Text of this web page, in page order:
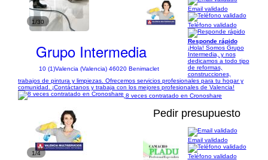
1/30
Grupo Intermedia
10 (1)Valencia (Valencia) 46020 Benimaclet
Email validado
Teléfono validado
Responde rápido
¡Hola! Somos Grupo
Intermedia, y nos
dedicamos a todo tipo
de reformas,
construcciones,
trabajos de pintura y limpiezas. Ofrecemos servicios profesionales para tu hogar y
comunidad. ¡Contáctanos y trabaja con los mejores profesionales de Valencia!
8 veces contratado en Cronoshare
1/4
Pedir presupuesto
Email validado
Teléfono validado